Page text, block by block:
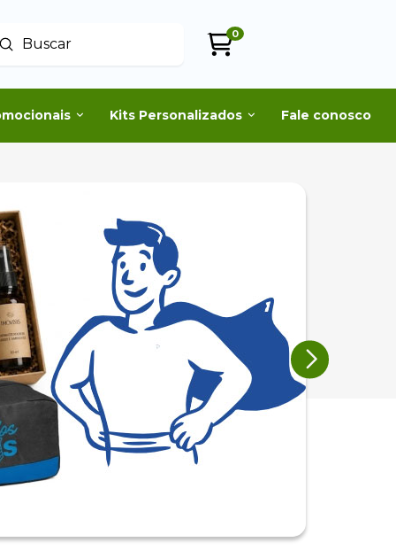
Enviar
0
Kits Personalizados Fale conosco